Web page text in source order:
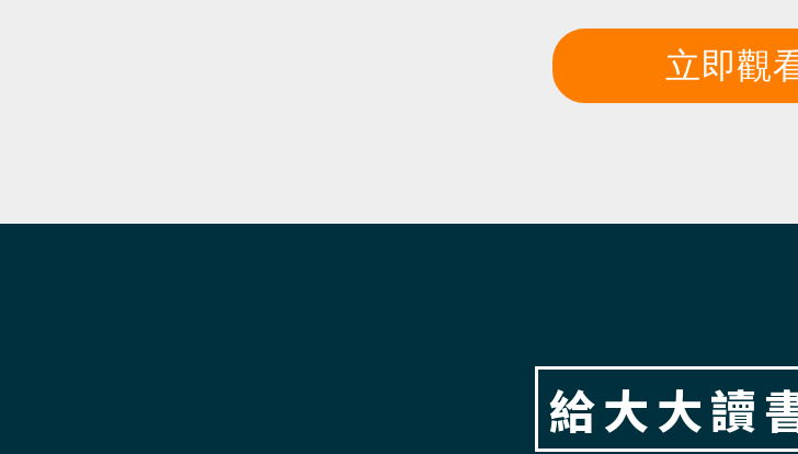
立即觀
給大大讀